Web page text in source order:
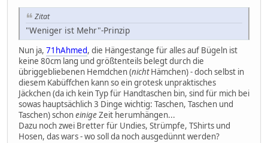
Zitat
"Weniger ist Mehr"-Prinzip
Nun ja, 71hAhmed, die Hängestange für alles auf Bügeln ist
keine 80cm lang und größtenteils belegt durch die
übriggebliebenen Hemdchen (nichtHämchen) - doch selbst in
diesem Kabüffchen kann so ein grotesk unpraktisches
Jäckchen (da ich kein Typ für Handtaschen bin, sind für mich bei
sowas hauptsächlich 3 Dinge wichtig: Taschen, Taschen und
Taschen) schoneinigeZeit herumhängen...
Dazu noch zwei Bretter für Undies, Strümpfe, TShirts und
Hosen, das wars - wo soll da noch ausgedünnt werden?